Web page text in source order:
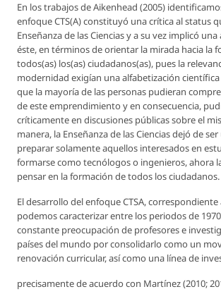
En los trabajos de Aikenhead (2005)
enfoque CTS(A) constituyó una crítica al status
Enseñanza de las Ciencias y a su vez implicó
éste, en términos de orientar la mirada hacia la
todos(as) los(as) ciudadanos(as), pues la
modernidad exigían una alfabetización
que la mayoría de las personas pudieran
de este emprendimiento y en consecuencia,
críticamente en discusiones públicas sobre el
manera, la Enseñanza de las Ciencias dejó de
preparar solamente aquellos interesados en
formarse como tecnólogos o ingenieros, ahora
pensar en la formación de todos los ciudadanos.
El desarrollo del enfoque CTSA, correspondiente
podemos caracterizar entre los periodos de
constante preocupación de profesores e
países del mundo por consolidarlo como un
renovación curricular, así como una línea de
precisamente de acuerdo con Martínez (2010;